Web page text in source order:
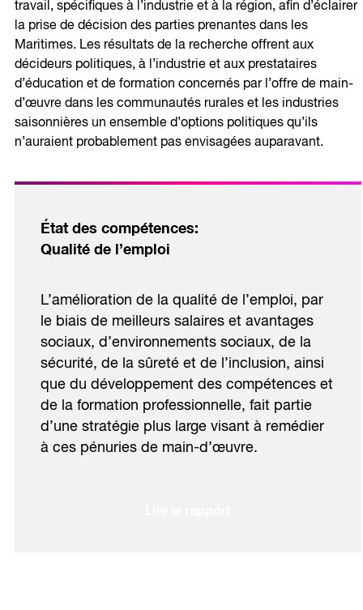
travail, spécifiques à l’industrie et à la région, afin d’éclairer
la prise de décision des parties prenantes dans les
Maritimes. Les résultats de la recherche offrent aux
décideurs politiques, à l’industrie et aux prestataires
d’éducation et de formation concernés par l’offre de main-
d’œuvre dans les communautés rurales et les industries
saisonnières un ensemble d’options politiques qu’ils
n’auraient probablement pas envisagées auparavant.
État des compétences:
Qualité de l’emploi
L’amélioration de la qualité de l’emploi, par
le biais de meilleurs salaires et avantages
sociaux, d’environnements sociaux, de la
sécurité, de la sûreté et de l’inclusion, ainsi
que du développement des compétences et
de la formation professionnelle, fait partie
d’une stratégie plus large visant à remédier
à ces pénuries de main-d’œuvre.